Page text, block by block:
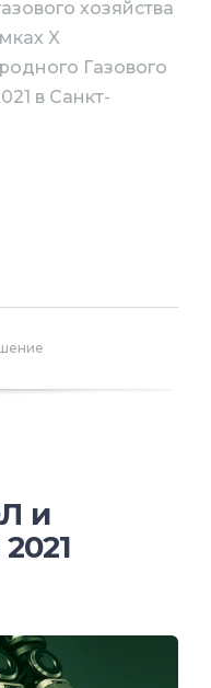
хозяйства
X
Газового
в Санкт-
и